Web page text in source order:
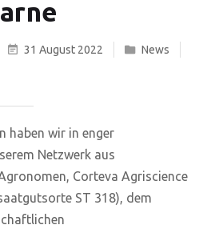
31 August 2022
News
haben wir in enger
Netzwerk aus
Corteva Agriscience
ST 318), dem